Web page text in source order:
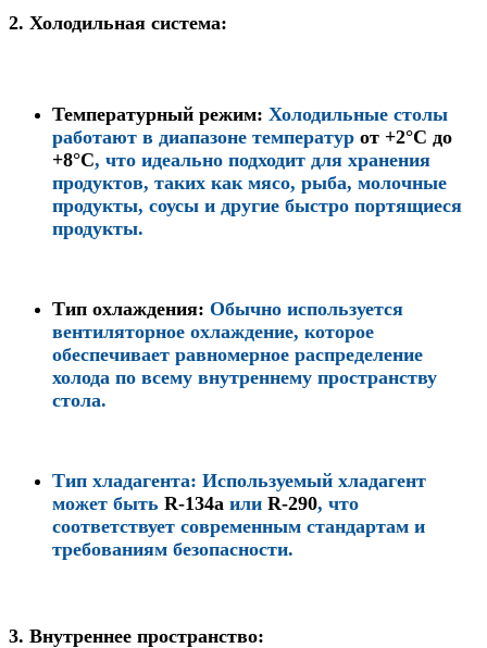
2. Холодильная система:
Температурный режим: Холодильные столы
работают в диапазоне температур от +2°C до
+8°C, что идеально подходит для хранения
продуктов, таких как мясо, рыба, молочные
продукты, соусы и другие быстро портящиеся
продукты.
Тип охлаждения: Обычно используется
вентиляторное охлаждение, которое
обеспечивает равномерное распределение
холода по всему внутреннему пространству
стола.
Тип хладагента: Используемый хладагент
может быть R-134a или R-290, что
соответствует современным стандартам и
требованиям безопасности.
3. Внутреннее пространство: